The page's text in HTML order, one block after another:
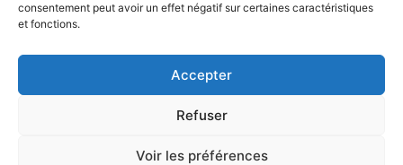
consentement peut avoir un effet négatif sur certaines caractéristiques
et fonctions.
Accepter
Refuser
Voir les préférences
Pierre Garnier au Forest National : un show à
9 avril 2025